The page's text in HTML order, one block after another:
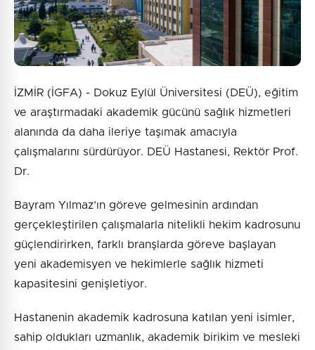
İZMİR (İGFA) - Dokuz Eylül Üniversitesi (DEÜ), eğitim
ve araştırmadaki akademik gücünü sağlık hizmetleri
alanında da daha ileriye taşımak amacıyla
çalışmalarını sürdürüyor. DEÜ Hastanesi, Rektör Prof.
Dr.
Bayram Yılmaz’ın göreve gelmesinin ardından
gerçekleştirilen çalışmalarla nitelikli hekim kadrosunu
güçlendirirken, farklı branşlarda göreve başlayan
yeni akademisyen ve hekimlerle sağlık hizmeti
kapasitesini genişletiyor.
Hastanenin akademik kadrosuna katılan yeni isimler,
sahip oldukları uzmanlık, akademik birikim ve mesleki